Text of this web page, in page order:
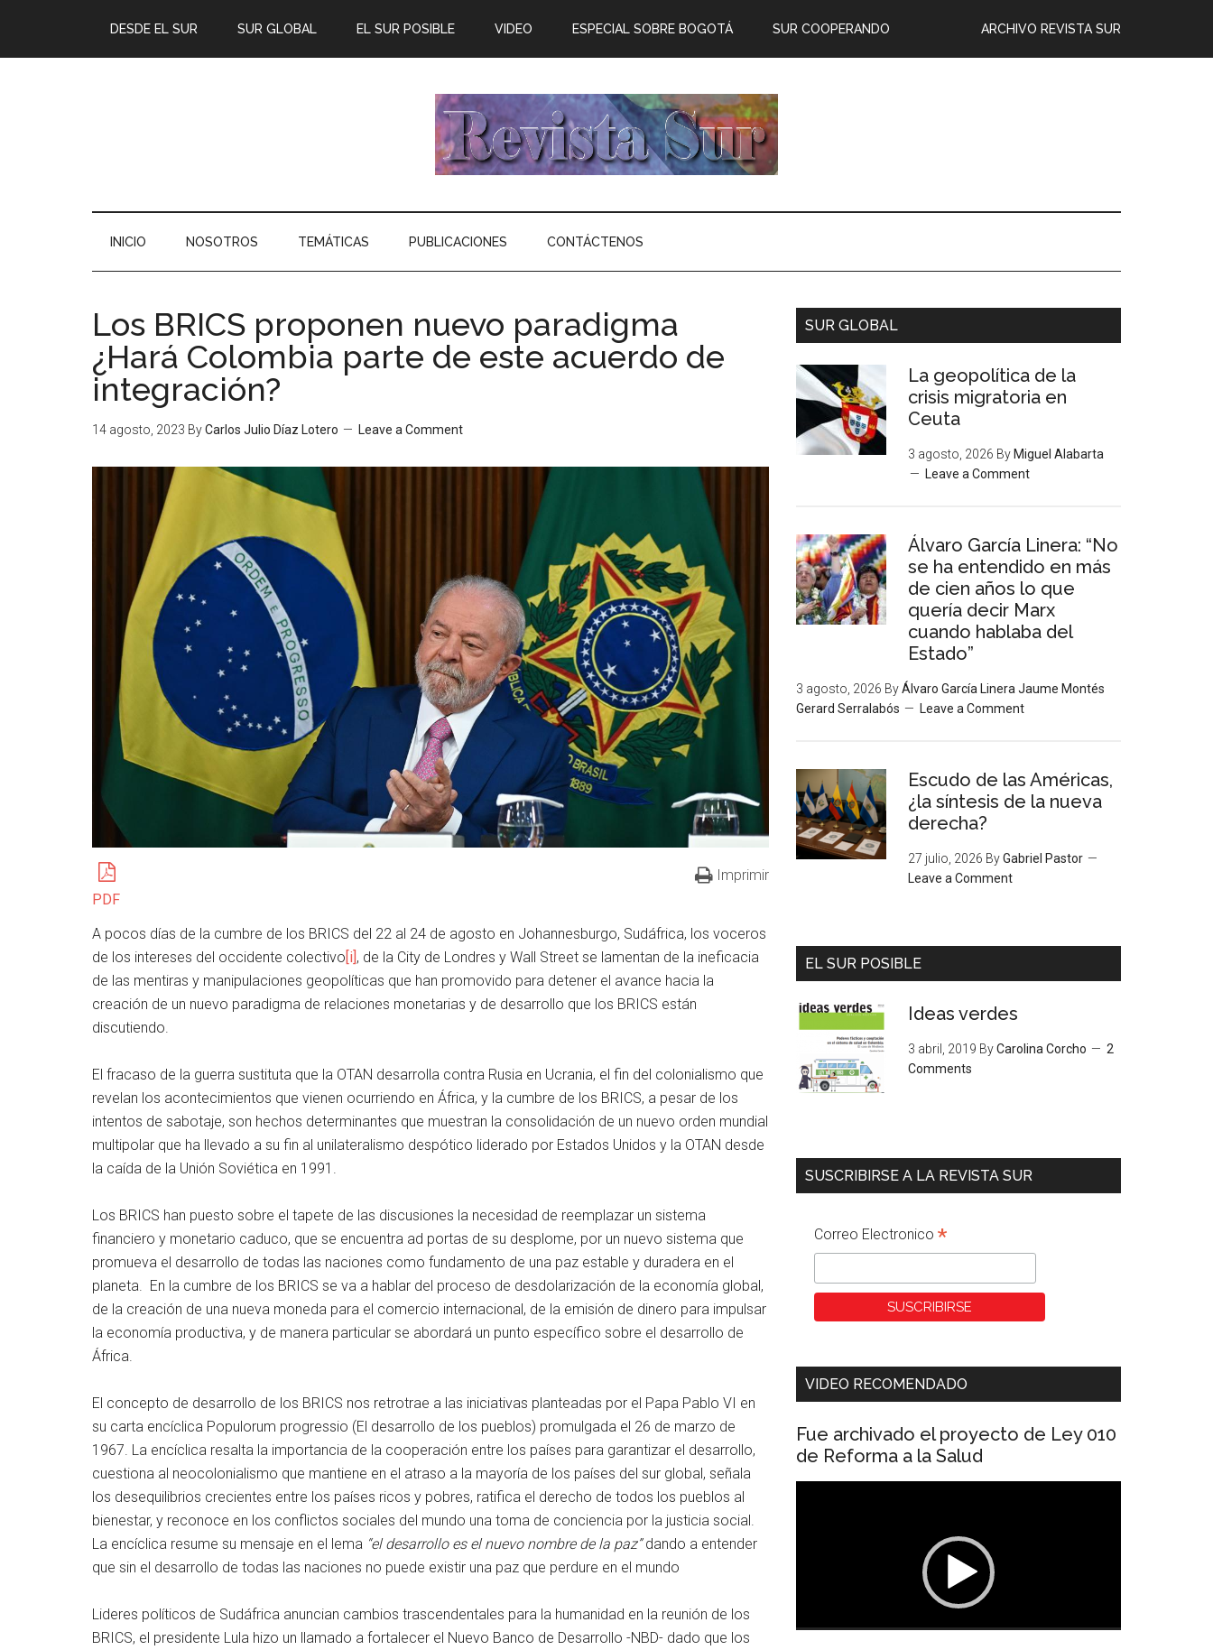
DESDE EL SUR SUR GLOBAL EL SUR POSIBLE ARCHIVO REVISTA SUR
VIDEO ESPECIAL SOBRE BOGOTÁ SUR COOPERANDO
INICIO NOSOTROS TEMÁTICAS PUBLICACIONES CONTÁCTENOS
Los BRICS proponen nuevo paradigma
¿Hará Colombia parte de este acuerdo de
integración?
14 agosto, 2023 ByCarlos Julio Díaz Lotero Leave a Comment
PDF
Imprimir
A pocos días de la cumbre de los BRICS del 22 al 24 de agosto en Johannesburgo, Sudáfrica, los voceros
de los intereses del occidente colectivo[i], de la City de Londres y Wall Street se lamentan de la ineficacia
de las mentiras y manipulaciones geopolíticas que han promovido para detener el avance hacia la
creación de un nuevo paradigma de relaciones monetarias y de desarrollo que los BRICS están
discutiendo.
El fracaso de la guerra sustituta que la OTAN desarrolla contra Rusia en Ucrania, el fin del colonialismo que
revelan los acontecimientos que vienen ocurriendo en África, y la cumbre de los BRICS, a pesar de los
intentos de sabotaje, son hechos determinantes que muestran la consolidación de un nuevo orden mundial
multipolar que ha llevado a su fin al unilateralismo despótico liderado por Estados Unidos y la OTAN desde
la caída de la Unión Soviética en 1991.
Los BRICS han puesto sobre el tapete de las discusiones la necesidad de reemplazar un sistema
financiero y monetario caduco, que se encuentra ad portas de su desplome, por un nuevo sistema que
promueva el desarrollo de todas las naciones como fundamento de una paz estable y duradera en el
planeta. En la cumbre de los BRICS se va a hablar del proceso de desdolarización de la economía global,
de la creación de una nueva moneda para el comercio internacional, de la emisión de dinero para impulsar
la economía productiva, y de manera particular se abordará un punto específico sobre el desarrollo de
África.
El concepto de desarrollo de los BRICS nos retrotrae a las iniciativas planteadas por el Papa Pablo VI en
su carta encíclica Populorum progressio (El desarrollo de los pueblos) promulgada el 26 de marzo de
1967. La encíclica resalta la importancia de la cooperación entre los países para garantizar el desarrollo,
cuestiona al neocolonialismo que mantiene en el atraso a la mayoría de los países del sur global, señala
los desequilibrios crecientes entre los países ricos y pobres, ratifica el derecho de todos los pueblos al
bienestar, y reconoce en los conflictos sociales del mundo una toma de conciencia por la justicia social.
La encíclica resume su mensaje en el lema “el desarrollo es el nuevo nombre de la paz”dando a entender
que sin el desarrollo de todas las naciones no puede existir una paz que perdure en el mundo
Lideres políticos de Sudáfrica anuncian cambios trascendentales para la humanidad en la reunión de los
BRICS, el presidente Lula hizo un llamado a fortalecer el Nuevo Banco de Desarrollo -NBD- dado que los
SUR GLOBAL
La geopolítica de la
crisis migratoria en
Ceuta
3 agosto, 2026 By Miguel Alabarta
Leave a Comment
Álvaro García Linera: “No
se ha entendido en más
de cien años lo que
quería decir Marx
cuando hablaba del
Estado”
3 agosto, 2026 ByÁlvaro García Linera Jaume Montés
Gerard Serralabós
Leave a Comment
Escudo de las Américas,
¿la síntesis de la nueva
derecha?
27 julio, 2026 ByGabriel Pastor
Leave a Comment
EL SUR POSIBLE
Ideas verdes
3 abril, 2019 ByCarolina Corcho
2
Comments
SUSCRIBIRSE A LA REVISTA SUR
Correo Electronico *
VIDEO RECOMENDADO
Fue archivado el proyecto de Ley 010
de Reforma a la Salud